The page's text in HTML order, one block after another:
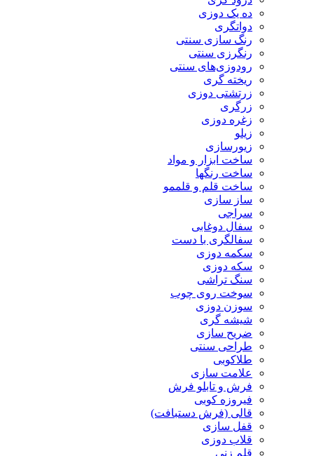
ده یک دوزی
دواتگری
رنگ سازی سنتی
رنگرزی سنتی
رودوزی‌های سنتی
ریخته گری
زرتشتی دوزی
زرگری
زغره دوزی
زیلو
زیورسازی
ساخت ابزار و مواد
ساخت رنگها
ساخت قلم و قلممو
ساز سازی
سراجی
سفال دوغابی
سفالگری با دست
سکمه دوزی
سکه دوزی
سنگ تراشی
سوخت روی چوب
سوزن دوزی
شیشه گری
ضریح سازی
طراحی سنتی
طلاکوبی
علامت سازی
فرش و تابلو فرش
فیروزه کوبی
قالی (فرش دستبافت)
قفل سازی
قلاب دوزی
قلم زنی